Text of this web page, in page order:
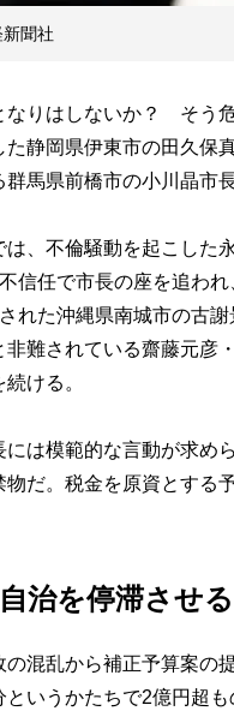
聞社
りはしないか？ そう
静岡県伊東市の田久保
馬県前橋市の小川晶市
、不倫騒動を起こした
信任で市長の座を追わ
れた沖縄県南城市の古
難されている齋藤元彦
ける。
は模範的な言動が求め
だ。税金を原資とする
治を停滞させる
混乱から補正予算案の
というかたちで2億円超